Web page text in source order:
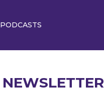
PODCASTS
NEWSLETTER